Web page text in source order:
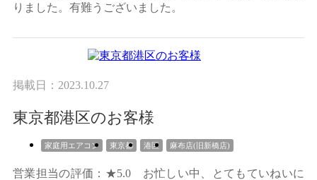
りました。有難うございました。
掲載日：2023.10.27
東京都港区のお客様
家庭用エアコン 東京都 港区 麻布店(旧新橋店)
営業担当の評価：★5.0 お忙しい中、とてもていねいに